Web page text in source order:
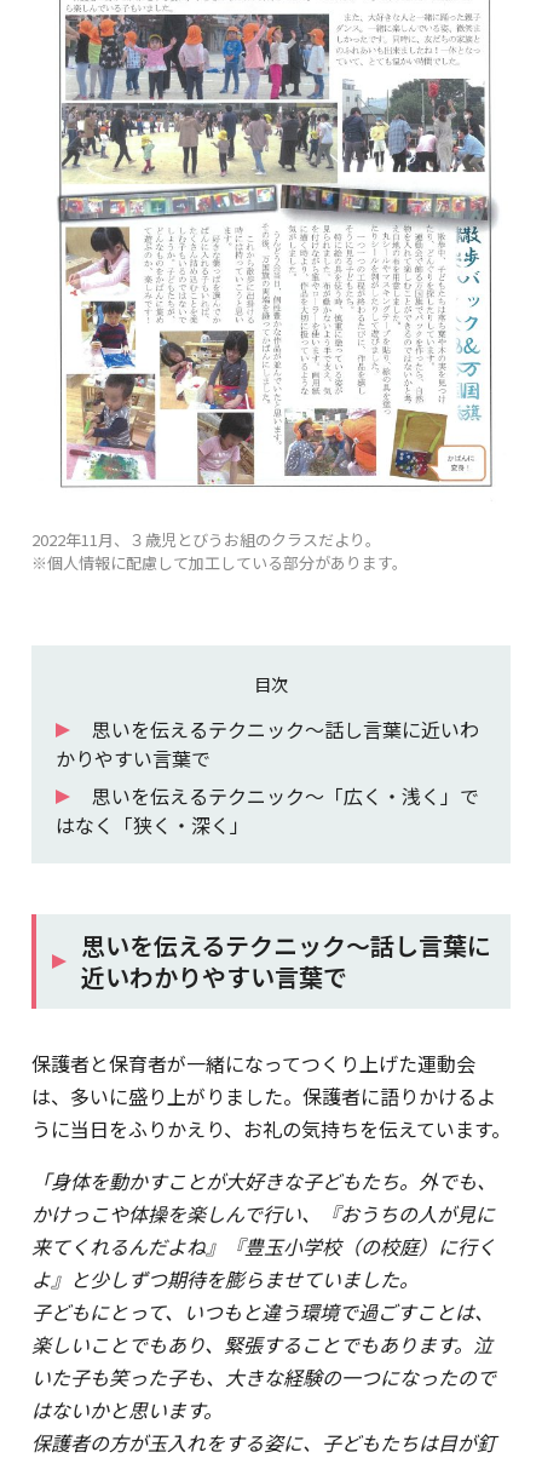
2022年11月、３歳児とびうお組のクラスだより。
※個人情報に配慮して加工している部分があります。
目次
思いを伝えるテクニック～話し言葉に近いわ
かりやすい言葉で
思いを伝えるテクニック～「広く・浅く」で
はなく「狭く・深く」
思いを伝えるテクニック～話し言葉に
近いわかりやすい言葉で
保護者と保育者が一緒になってつくり上げた運動会
は、多いに盛り上がりました。保護者に語りかけるよ
うに当日をふりかえり、お礼の気持ちを伝えています。
「身体を動かすことが大好きな子どもたち。外でも、
かけっこや体操を楽しんで行い、『おうちの人が見に
来てくれるんだよね』『豊玉小学校（の校庭）に行く
よ』と少しずつ期待を膨らませていました。
子どもにとって、いつもと違う環境で過ごすことは、
楽しいことでもあり、緊張することでもあります。泣
いた子も笑った子も、大きな経験の一つになったので
はないかと思います。
保護者の方が玉入れをする姿に、子どもたちは目が釘